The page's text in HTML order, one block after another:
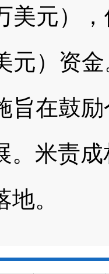
美元）
元）资
在鼓励
。米责
。